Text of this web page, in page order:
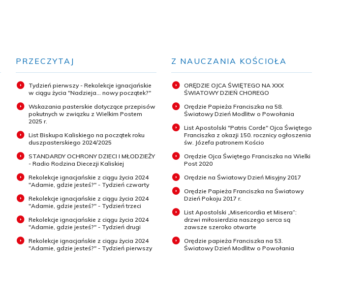
PRZECZYTAJ
Tydzień pierwszy - Rekolekcje ignacjańskie
w ciągu życia "Nadzieja... nowy początek?"
Wskazania pasterskie dotyczące przepisów
pokutnych w związku z Wielkim Postem
2025 r.
List Biskupa Kaliskiego na początek roku
duszpasterskiego 2024/2025
STANDARDY OCHRONY DZIECI I MŁODZIEŻY
- Radio Rodzina Diecezji Kaliskiej
Rekolekcje ignacjańskie z ciągu życia 2024
"Adamie, gdzie jesteś?" - Tydzień czwarty
Rekolekcje ignacjańskie z ciągu życia 2024
"Adamie, gdzie jesteś?" - Tydzień trzeci
Rekolekcje ignacjańskie z ciągu życia 2024
"Adamie, gdzie jesteś?" - Tydzień drugi
Rekolekcje ignacjańskie z ciągu życia 2024
"Adamie, gdzie jesteś?" - Tydzień pierwszy
Z NAUCZANIA KOŚCIOŁA
ORĘDZIE OJCA ŚWIĘTEGO NA XXX
ŚWIATOWY DZIEŃ CHOREGO
Orędzie Papieża Franciszka na 58.
Światowy Dzień Modlitw o Powołania
List Apostolski "Patris Corde" Ojca Świętego
Franciszka z okazji 150. rocznicy ogłoszenia
św. Józefa patronem Kościo
Orędzie Ojca Świętego Franciszka na Wielki
Post 2020
Orędzie na Światowy Dzień Misyjny 2017
Orędzie Papieża Franciszka na Światowy
Dzień Pokoju 2017 r.
List Apostolski „Misericordia et Misera”:
drzwi miłosierdzia naszego serca są
zawsze szeroko otwarte
Orędzie papieża Franciszka na 53.
Światowy Dzień Modlitw o Powołania